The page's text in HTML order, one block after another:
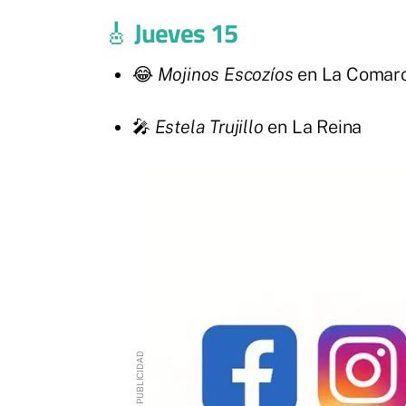
🎸 Jueves 15
😂 Mojinos Escozíos en La
🎤 Estela Trujillo en La Reina